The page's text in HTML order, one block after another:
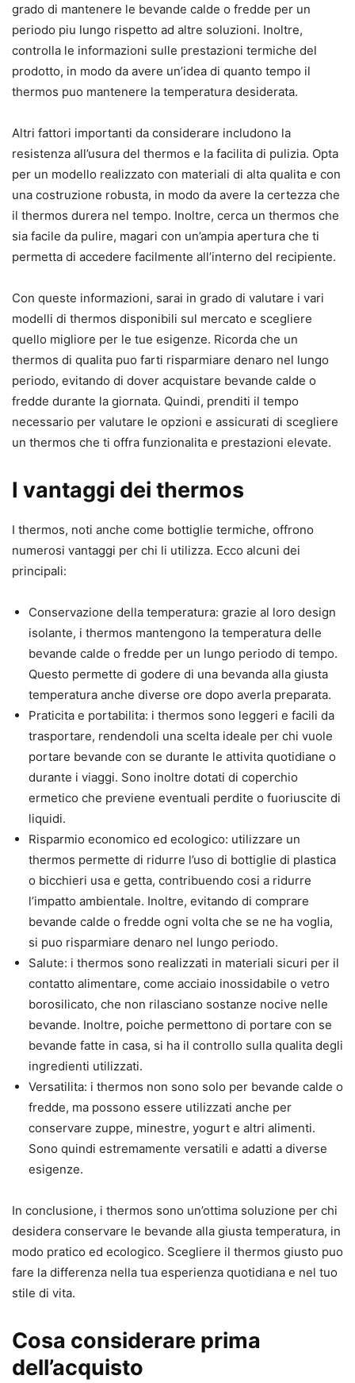
grado di mantenere le bevande calde o fredde per un
periodo piu lungo rispetto ad altre soluzioni. Inoltre,
controlla le informazioni sulle prestazioni termiche del
prodotto, in modo da avere un’idea di quanto tempo il
thermos puo mantenere la temperatura desiderata.
Altri fattori importanti da considerare includono la
resistenza all’usura del thermos e la facilita di pulizia. Opta
per un modello realizzato con materiali di alta qualita e con
una costruzione robusta, in modo da avere la certezza che
il thermos durera nel tempo. Inoltre, cerca un thermos che
sia facile da pulire, magari con un’ampia apertura che ti
permetta di accedere facilmente all’interno del recipiente.
Con queste informazioni, sarai in grado di valutare i vari
modelli di thermos disponibili sul mercato e scegliere
quello migliore per le tue esigenze. Ricorda che un
thermos di qualita puo farti risparmiare denaro nel lungo
periodo, evitando di dover acquistare bevande calde o
fredde durante la giornata. Quindi, prenditi il tempo
necessario per valutare le opzioni e assicurati di scegliere
un thermos che ti offra funzionalita e prestazioni elevate.
I vantaggi dei thermos
I thermos, noti anche come bottiglie termiche, offrono
numerosi vantaggi per chi li utilizza. Ecco alcuni dei
principali:
Conservazione della temperatura: grazie al loro design
isolante, i thermos mantengono la temperatura delle
bevande calde o fredde per un lungo periodo di tempo.
Questo permette di godere di una bevanda alla giusta
temperatura anche diverse ore dopo averla preparata.
Praticita e portabilita: i thermos sono leggeri e facili da
trasportare, rendendoli una scelta ideale per chi vuole
portare bevande con se durante le attivita quotidiane o
durante i viaggi. Sono inoltre dotati di coperchio
ermetico che previene eventuali perdite o fuoriuscite di
liquidi.
Risparmio economico ed ecologico: utilizzare un
thermos permette di ridurre l’uso di bottiglie di plastica
o bicchieri usa e getta, contribuendo cosi a ridurre
l’impatto ambientale. Inoltre, evitando di comprare
bevande calde o fredde ogni volta che se ne ha voglia,
si puo risparmiare denaro nel lungo periodo.
Salute: i thermos sono realizzati in materiali sicuri per il
contatto alimentare, come acciaio inossidabile o vetro
borosilicato, che non rilasciano sostanze nocive nelle
bevande. Inoltre, poiche permettono di portare con se
bevande fatte in casa, si ha il controllo sulla qualita degli
ingredienti utilizzati.
Versatilita: i thermos non sono solo per bevande calde o
fredde, ma possono essere utilizzati anche per
conservare zuppe, minestre, yogurt e altri alimenti.
Sono quindi estremamente versatili e adatti a diverse
esigenze.
In conclusione, i thermos sono un’ottima soluzione per chi
desidera conservare le bevande alla giusta temperatura, in
modo pratico ed ecologico. Scegliere il thermos giusto puo
fare la differenza nella tua esperienza quotidiana e nel tuo
stile di vita.
Cosa considerare prima
dell’acquisto